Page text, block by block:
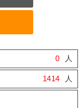
0 人
1414 人